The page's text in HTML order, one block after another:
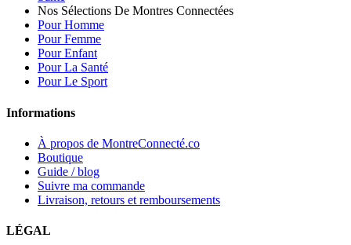
Nos Sélections De Montres Connectées
Pour Homme
Pour Femme
Pour Enfant
Pour La Santé
Pour Le Sport
Informations
À propos de MontreConnecté.co
Boutique
Guide / blog
Suivre ma commande
Livraison, retours et remboursements
LÉGAL